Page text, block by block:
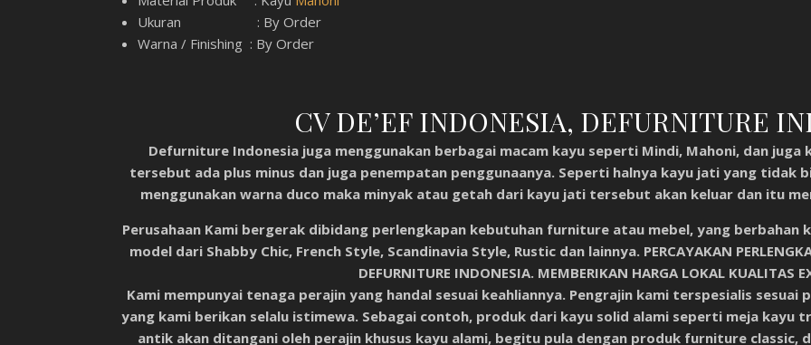
Ukuran : By Order
Warna / Finishing : By Order
CV DE’EF INDONESIA, DEFURNITURE
Defurniture Indonesia juga menggunakan berbagai macam kayu seperti Mindi, Mahoni, dan juga
tersebut ada plus minus dan juga penempatan penggunaanya. Seperti halnya kayu jati yang tidak
menggunakan warna duco maka minyak atau getah dari kayu jati tersebut akan keluar dan itu
Perusahaan Kami bergerak dibidang perlengkapan kebutuhan furniture atau mebel, yang berbahan
model dari Shabby Chic, French Style, Scandinavia Style, Rustic dan lainnya. PERCAYAKAN
DEFURNITURE INDONESIA. MEMBERIKAN HARGA LOKAL KUALITAS
Kami mempunyai tenaga perajin yang handal sesuai keahliannya. Pengrajin kami terspesialis
yang kami berikan selalu istimewa. Sebagai contoh, produk dari kayu solid alami seperti meja kayu
antik akan ditangani oleh perajin khusus kayu alami, begitu pula dengan produk furniture classic,